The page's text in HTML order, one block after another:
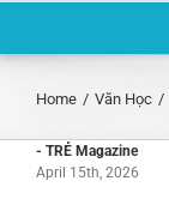
Home / Văn Học /
- TRẺ Magazine
April 15th, 2026